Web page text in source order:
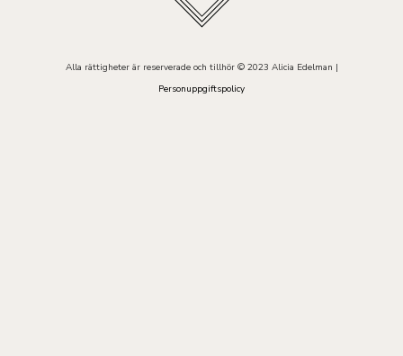
Alla rättigheter är reserverade och tillhör © 2023 Alicia Edelman |
Personuppgiftspolicy